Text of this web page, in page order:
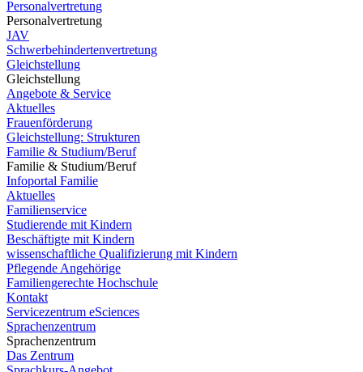
Personalvertretung
Personalvertretung
JAV
Schwerbehindertenvertretung
Gleichstellung
Gleichstellung
Angebote & Service
Aktuelles
Frauenförderung
Gleichstellung: Strukturen
Familie & Studium/Beruf
Familie & Studium/Beruf
Infoportal Familie
Aktuelles
Familienservice
Studierende mit Kindern
Beschäftigte mit Kindern
wissenschaftliche Qualifizierung mit Kindern
Pflegende Angehörige
Familiengerechte Hochschule
Kontakt
Servicezentrum eSciences
Sprachenzentrum
Sprachenzentrum
Das Zentrum